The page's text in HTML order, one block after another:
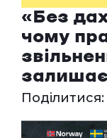
«Без
чому
Поділитися: